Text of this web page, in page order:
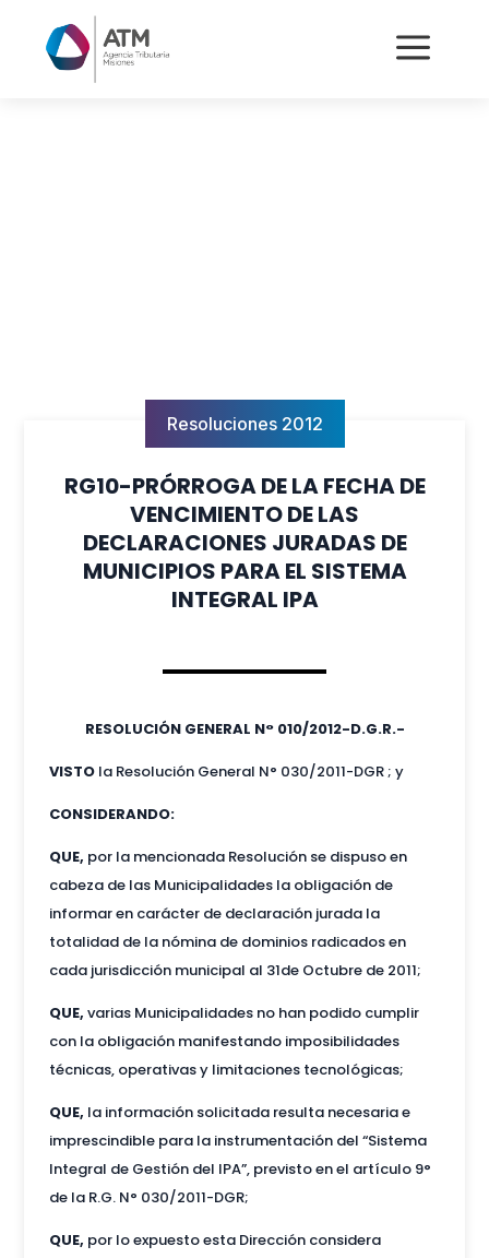
a
Resoluciones 2012
RG10-PRÓRROGA DE LA FECHA DE
VENCIMIENTO DE LAS
DECLARACIONES JURADAS DE
MUNICIPIOS PARA EL SISTEMA
INTEGRAL IPA
RESOLUCIÓN GENERAL N° 010/2012-D.G.R.-
VISTO la Resolución General N° 030/2011-DGR ; y
CONSIDERANDO:
QUE, por la mencionada Resolución se dispuso en
cabeza de las Municipalidades la obligación de
informar en carácter de declaración jurada la
totalidad de la nómina de dominios radicados en
cada jurisdicción municipal al 31de Octubre de 2011;
QUE, varias Municipalidades no han podido cumplir
con la obligación manifestando imposibilidades
técnicas, operativas y limitaciones tecnológicas;
QUE, la información solicitada resulta necesaria e
imprescindible para la instrumentación del “Sistema
Integral de Gestión del IPA”, previsto en el artículo 9°
de la R.G. N° 030/2011-DGR;
QUE, por lo expuesto esta Dirección considera